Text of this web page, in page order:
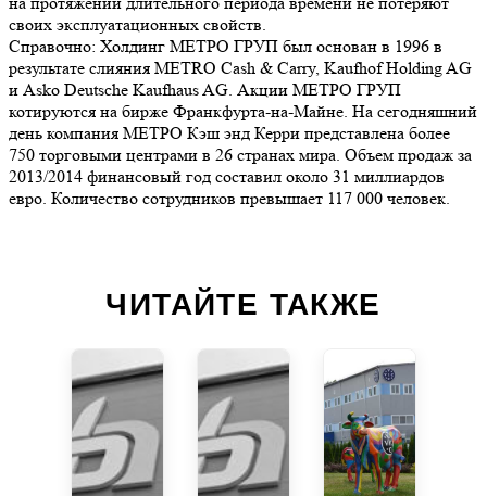
своих эксплуатационных свойств.
Справочно: Холдинг МЕТРО ГРУП был основан в 1996 в
результате слияния METRO Cash & Carry, Kaufhof Holding AG
и Asko Deutsche Kaufhaus AG. Акции МЕТРО ГРУП
котируются на бирже Франкфурта-на-Майне. На сегодняшний
день компания МЕТРО Кэш энд Керри представлена более
750 торговыми центрами в 26 странах мира. Объем продаж за
2013/2014 финансовый год составил около 31 миллиардов
евро. Количество сотрудников превышает 117 000 человек.
ЧИТАЙТЕ ТАКЖЕ